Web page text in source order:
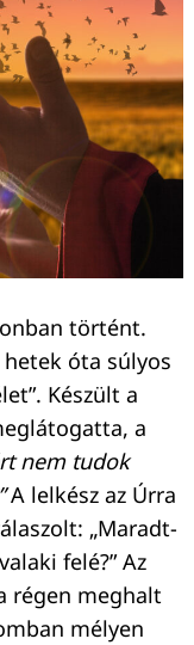
történt.
hetek óta súlyos
Készült a
a
nem tudok
A lelkész az Úrra
„Maradt-
felé?” Az
régen meghalt
mélyen